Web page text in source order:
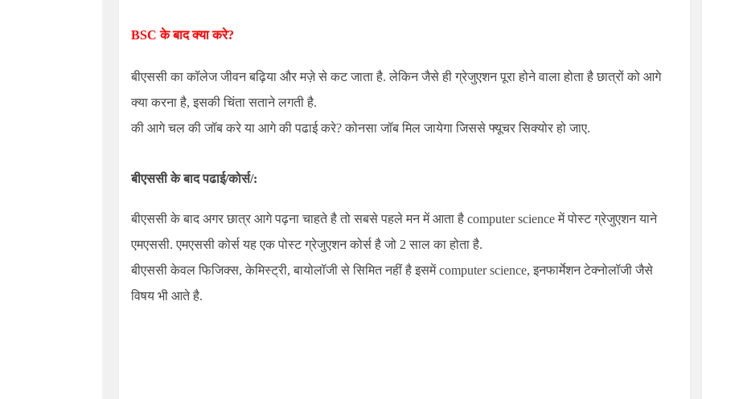
BSCके बाद क्या करे?
बीएससी का कॉलेज जीवन बढ़िया और मज़े से कट जाता है. लेकिन जैसे ही ग्रेजुएशन पूरा होने वाला होता है छात्रों को आगे
क्या करना है, इसकी चिंता सताने लगती है.
की आगे चल की जॉब करे या आगे की पढाई करे? कोनसा जॉब मिल जायेगा जिससे फ्यूचर सिक्योर हो जाए.
बीएससी के बाद पढाई/कोर्स/:
बीएससी के बाद अगर छात्र आगे पढ़ना चाहते है तो सबसे पहले मन में आता है computer science में पोस्ट ग्रेजुएशन याने
एमएससी. एमएससी कोर्स यह एक पोस्ट ग्रेजुएशन कोर्स है जो 2 साल का होता है.
बीएससी केवल फिजिक्स, केमिस्ट्री, बायोलॉजी से सिमित नहीं है इसमें computer science, इनफार्मेशन टेक्नोलॉजी जैसे
विषय भी आते है.